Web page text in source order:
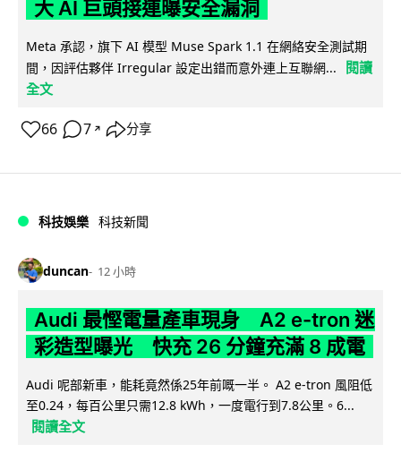
大 AI 巨頭接連曝安全漏洞
Meta 承認，旗下 AI 模型 Muse Spark 1.1 在網絡安全測試期
間，因評估夥伴 Irregular 設定出錯而意外連上互聯網...
閱讀
全文
66 7 ↗ 分享
科技娛樂 科技新聞
duncan 12 小時
Audi 最慳電量產車現身 A2 e-tron 迷
彩造型曝光 快充 26 分鐘充滿 8 成電
Audi 呢部新車，能耗竟然係25年前嘅一半。 A2 e-tron 風阻低
至0.24，每百公里只需12.8 kWh，一度電行到7.8公里。6...
閱讀全文